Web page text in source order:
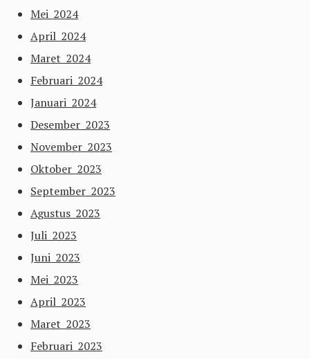
Mei 2024
April 2024
Maret 2024
Februari 2024
Januari 2024
Desember 2023
November 2023
Oktober 2023
September 2023
Agustus 2023
Juli 2023
Juni 2023
Mei 2023
April 2023
Maret 2023
Februari 2023